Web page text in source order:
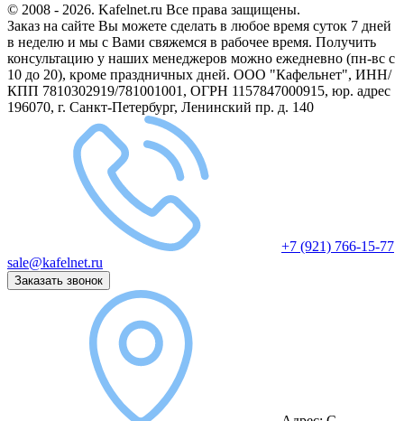
© 2008 - 2026. Kafelnet.ru Все права защищены.
Заказ на сайте Вы можете сделать в любое время суток 7 дней
в неделю и мы с Вами свяжемся в рабочее время. Получить
консультацию у наших менеджеров можно ежедневно (пн-вс с
10 до 20), кроме праздничных дней. ООО "Кафельнет", ИНН/
КПП 7810302919/781001001, ОГРН 1157847000915, юр. адрес
196070, г. Санкт-Петербург, Ленинский пр. д. 140
+7 (921) 766-15-77
sale@kafelnet.ru
Заказать звонок